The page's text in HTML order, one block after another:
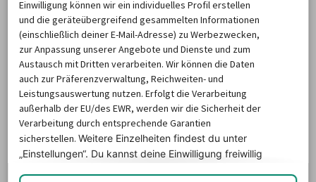
Im Laufe des Jahres können Mietwagenpreise durch
Faktoren wie saisonale Nachfrage, Feiertage oder lokale
Veranstaltungen enorm schwanken. Aber keine Panik:
Unser Mietwagen-Preisbarometer hilft immer, das
günstigste Zeitfenster und das beste Angebot für den
Mietwagen zu finden - versprochen!
Einwilligung können wir ein individuelles Profil erstellen
und die geräteübergreifend gesammelten Informationen
(einschließlich deiner E-Mail-Adresse) zu Werbezwecken,
zur Anpassung unserer Angebote und Dienste und zum
Austausch mit Dritten verarbeiten. Wir können die Daten
auch zur Präferenzverwaltung, Reichweiten- und
Leistungsauswertung nutzen. Erfolgt die Verarbeitung
außerhalb der EU/des EWR, werden wir die Sicherheit der
Verarbeitung durch entsprechende Garantien
sicherstellen.Weitere Einzelheiten findest du unter
„Einstellungen“. Du kannst deine Einwilligung freiwillig